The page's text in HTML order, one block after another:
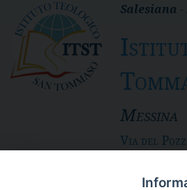
Salesiana -
Messina
Via del